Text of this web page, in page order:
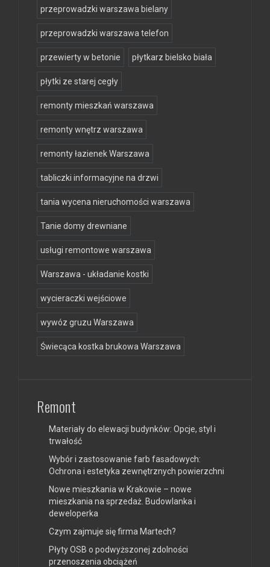
przeprowadzki warszawa bielany
przeprowadzki warszawa telefon
przewierty w betonie płytkarz bielsko biała
płytki ze starej cegły
remonty mieszkań warszawa
remonty wnętrz warszawa
remonty łazienek Warszawa
tabliczki informacyjne na drzwi
tania wycena nieruchomości warszawa
Tanie domy drewniane
usługi remontowe warszawa
Warszawa - układanie kostki
wycieraczki wejściowe
wywóz gruzu Warszawa
Świecąca kostka brukowa Warszawa
Remont
Materiały do elewacji budynków: Opcje, styl i
trwałość
Wybór i zastosowanie farb fasadowych:
Ochrona i estetyka zewnętrznych powierzchni
Nowe mieszkania w Krakowie – nowe
mieszkania na sprzedaż. Budowlanka i
deweloperka
Czym zajmuje się firma Martech?
Płyty OSB o podwyższonej zdolności
przenoszenia obciążeń